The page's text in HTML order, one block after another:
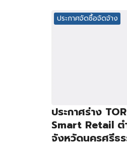
ประกาศจัดซื้อจัดจ้าง
ประกาศร่าง
Smart Retail ต
จังหวัดนครศรีธ